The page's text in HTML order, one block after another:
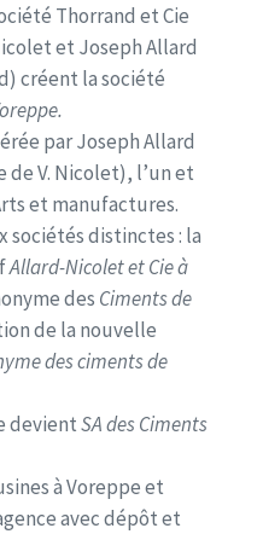
Thorrand et Cie
et Joseph Allard
créent la société
par Joseph Allard
V. Nicolet), l’un et
et manufactures.
sociétés distinctes : la
Allard-Nicolet et Cie à
des Ciments de
de la nouvelle
des ciments de
devientSA desCiments
à Voreppe et
avec dépôt et